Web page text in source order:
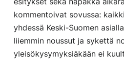
kommentoivat sovussa:
yhdessä Keski-Suomen
liiemmin noussut ja sykettä
yleisökysymyksiäkään ei